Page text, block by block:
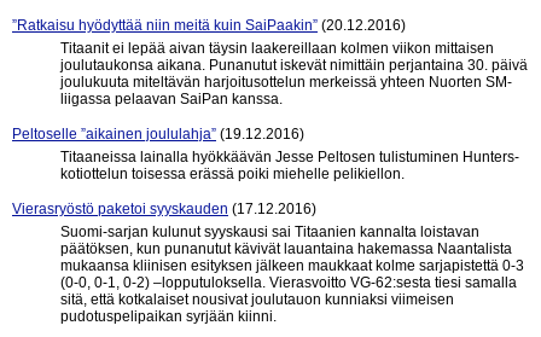
”Ratkaisu hyödyttää niin meitä kuin SaiPaakin” (20.12.2016)
Titaanit ei lepää aivan täysin laakereillaan kolmen viikon mittaisen
joulutaukonsa aikana. Punanutut iskevät nimittäin perjantaina 30. päivä
joulukuuta miteltävän harjoitusottelun merkeissä yhteen Nuorten SM-
liigassa pelaavan SaiPan kanssa.
Peltoselle ”aikainen joululahja” (19.12.2016)
Titaaneissa lainalla hyökkäävän Jesse Peltosen tulistuminen Hunters-
kotiottelun toisessa erässä poiki miehelle pelikiellon.
Vierasryöstö paketoi syyskauden (17.12.2016)
Suomi-sarjan kulunut syyskausi sai Titaanien kannalta loistavan
päätöksen, kun punanutut kävivät lauantaina hakemassa Naantalista
mukaansa kliinisen esityksen jälkeen maukkaat kolme sarjapistettä 0-3
(0-0, 0-1, 0-2) –lopputuloksella. Vierasvoitto VG-62:sesta tiesi samalla
sitä, että kotkalaiset nousivat joulutauon kunniaksi viimeisen
pudotuspelipaikan syrjään kiinni.